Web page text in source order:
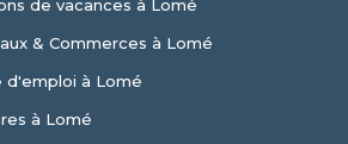
de vacances à Lomé
& Commerces à Lomé
d'emploi à Lomé
à Lomé